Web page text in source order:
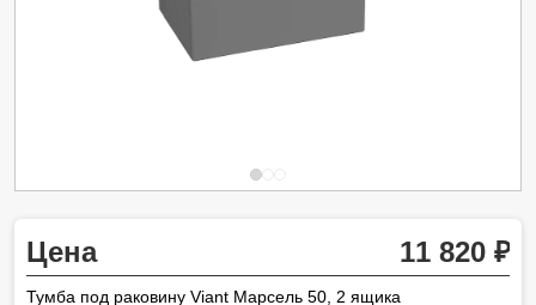
Цена 11 820
Тумба под раковину Viant Марсель 50, 2 ящика